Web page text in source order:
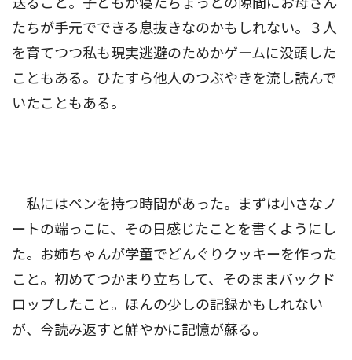
たちが手元でできる息抜きなのかもしれない。３人
を育てつつ私も現実逃避のためかゲームに没頭した
こともある。ひたすら他人のつぶやきを流し読んで
いたこともある。
私にはペンを持つ時間があった。まずは小さなノ
ートの端っこに、その日感じたことを書くようにし
た。お姉ちゃんが学童でどんぐりクッキーを作った
こと。初めてつかまり立ちして、そのままバックド
ロップしたこと。ほんの少しの記録かもしれない
が、今読み返すと鮮やかに記憶が蘇る。